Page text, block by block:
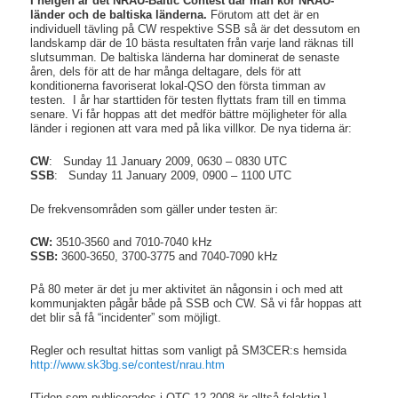
länder och de baltiska länderna. Förutom att det är en
individuell tävling på CW respektive SSB så är det dessutom en
landskamp där de 10 bästa resultaten från varje land räknas till
slutsumman. De baltiska länderna har dominerat de senaste
åren, dels för att de har många deltagare, dels för att
konditionerna favoriserat lokal-QSO den första timman av
testen. I år har starttiden för testen flyttats fram till en timma
senare. Vi får hoppas att det medför bättre möjligheter för alla
länder i regionen att vara med på lika villkor. De nya tiderna är:
CW:
Sunday 11 January 2009, 0630 – 0830 UTC
SSB: Sunday 11 January 2009, 0900 – 1100 UTC
De frekvensområden som gäller under testen är:
CW: 3510-3560 and 7010-7040 kHz
SSB: 3600-3650, 3700-3775 and 7040-7090 kHz
På 80 meter är det ju mer aktivitet än någonsin i och med att
kommunjakten pågår både på SSB och CW. Så vi får hoppas att
det blir så få “incidenter” som möjligt.
Regler och resultat hittas som vanligt på SM3CER:s hemsida
http://www.sk3bg.se/contest/nrau.htm